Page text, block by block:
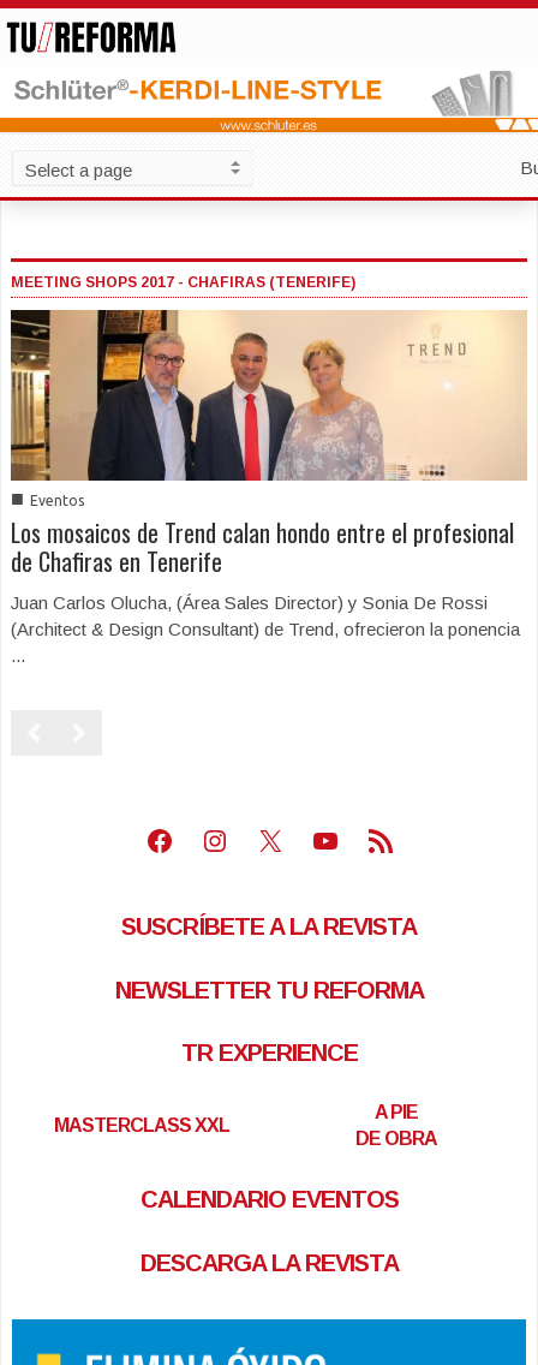
MEETING SHOPS 2017 - CHAFIRAS (TENERIFE)
■ Eventos
Los mosaicos de Trend calan hondo entre el profesional
de Chafiras en Tenerife
Juan Carlos Olucha, (Área Sales Director) y Sonia De Rossi
(Architect & Design Consultant) de Trend, ofrecieron la ponencia
...
Facebook
Instagram
X Youtube
Feed RSS
SUSCRÍBETE A LA REVISTA
NEWSLETTER TU REFORMA
TR EXPERIENCE
MASTERCLASS XXL
A PIE
DE OBRA
CALENDARIO EVENTOS
DESCARGA LA REVISTA